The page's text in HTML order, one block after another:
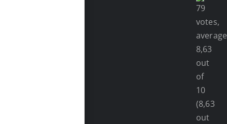
(8,63
out